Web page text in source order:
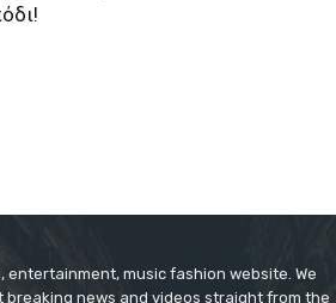
entertainment, music fashion website. We
news and videos straight from the